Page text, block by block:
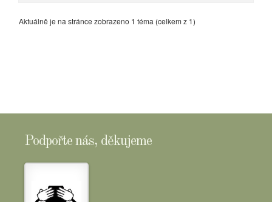
Aktuálně je na stránce zobrazeno 1 téma (celkem z 1)
Podpořte nás, děkujeme